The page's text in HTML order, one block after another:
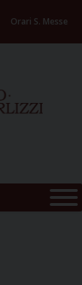
Orari S. Messe